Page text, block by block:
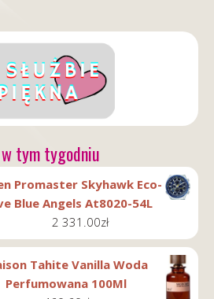
tym tygodniu
Promaster Skyhawk Eco-
Blue Angels At8020-54L
2 331.00zł
Tahite Vanilla Woda
Perfumowana 100Ml